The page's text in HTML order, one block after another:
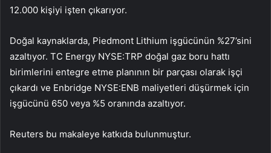
12.000 kişiyi işten çıkarıyor.
Doğal kaynaklarda, Piedmont Lithium işgücünün %27’sini
azaltıyor. TC Energy NYSE:TRP doğal gaz boru hattı
birimlerini entegre etme planının bir parçası olarak işçi
çıkardı ve Enbridge NYSE:ENB maliyetleri düşürmek için
işgücünü 650 veya %5 oranında azaltıyor.
Reuters bu makaleye katkıda bulunmuştur.